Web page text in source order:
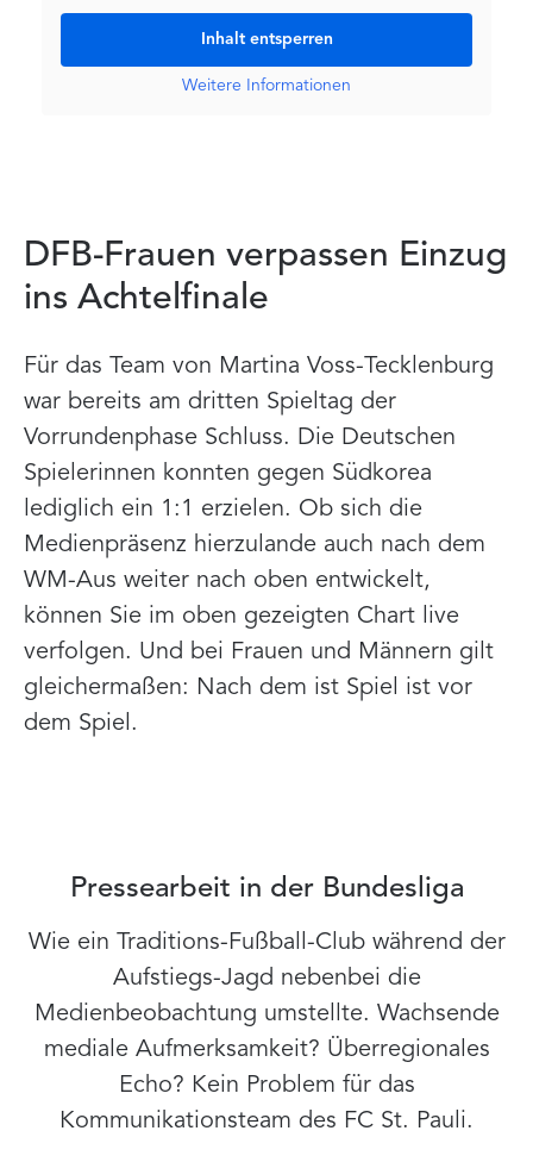
Inhalt entsperren
Weitere Informationen
DFB-Frauen verpassen Einzug
ins Achtelfinale
Für das Team von Martina Voss-Tecklenburg
war bereits am dritten Spieltag der
Vorrundenphase Schluss. Die Deutschen
Spielerinnen konnten gegen Südkorea
lediglich ein 1:1 erzielen. Ob sich die
Medienpräsenz hierzulande auch nach dem
WM-Aus weiter nach oben entwickelt,
können Sie im oben gezeigten Chart live
verfolgen. Und bei Frauen und Männern gilt
gleichermaßen: Nach dem ist Spiel ist vor
dem Spiel.
Pressearbeit in der Bundesliga
Wie ein Traditions-Fußball-Club während der
Aufstiegs-Jagd nebenbei die
Medienbeobachtung umstellte. Wachsende
mediale Aufmerksamkeit? Überregionales
Echo? Kein Problem für das
Kommunikationsteam des FC St. Pauli.